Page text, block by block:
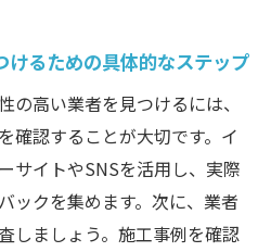
性を確保する方法
造に与える影響
を避ける配置
の寿命に与える影響
けるための具体的なステップ
の高い業者を見つけるには、
確認することが大切です。イ
サイトやSNSを活用し、実際
ックを集めます。次に、業者
しましょう。施工事例を確認